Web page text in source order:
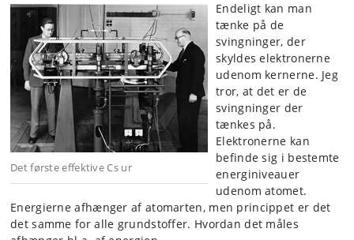
Det første effektive Cs ur
Endeligt kan man
tænke på de
svingninger, der
skyldes elektronerne
udenom kernerne. Jeg
tror, at det er de
svingninger der
tænkes på.
Elektronerne kan
befinde sig i bestemte
energiniveauer
udenom atomet.
Energierne afhænger af atomarten, men princippet er det
det samme for alle grundstoffer. Hvordan det måles